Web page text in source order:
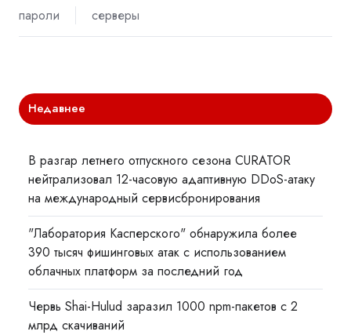
пароли
серверы
Недавнее
В разгар летнего отпускного сезона CURATOR
нейтрализовал 12-часовую адаптивную DDoS-атаку
на международный сервисбронирования
"Лаборатория Касперского" обнаружила более
390 тысяч фишинговых атак с использованием
облачных платформ за последний год
Червь Shai-Hulud заразил 1000 npm-пакетов с 2
млрд скачиваний